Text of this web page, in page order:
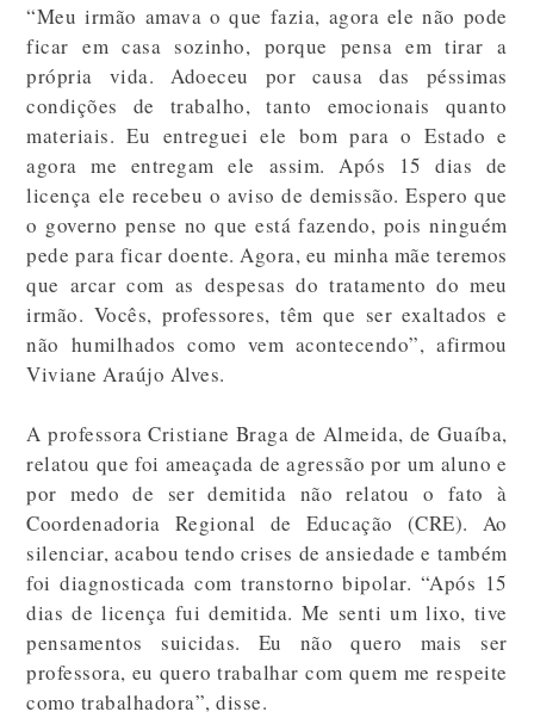
“Meu irmão amava o que fazia, agora ele não pode
ficar em casa sozinho, porque pensa em tirar a
própria vida. Adoeceu por causa das péssimas
condições de trabalho, tanto emocionais quanto
materiais. Eu entreguei ele bom para o Estado e
agora me entregam ele assim. Após 15 dias de
licença ele recebeu o aviso de demissão. Espero que
o governo pense no que está fazendo, pois ninguém
pede para ficar doente. Agora, eu minha mãe teremos
que arcar com as despesas do tratamento do meu
irmão. Vocês, professores, têm que ser exaltados e
não humilhados como vem acontecendo”, afirmou
Viviane Araújo Alves.
A professora Cristiane Braga de Almeida, de Guaíba,
relatou que foi ameaçada de agressão por um aluno e
por medo de ser demitida não relatou o fato à
Coordenadoria Regional de Educação (CRE). Ao
silenciar, acabou tendo crises de ansiedade e também
foi diagnosticada com transtorno bipolar. “Após 15
dias de licença fui demitida. Me senti um lixo, tive
pensamentos suicidas. Eu não quero mais ser
professora, eu quero trabalhar com quem me respeite
como trabalhadora”, disse.